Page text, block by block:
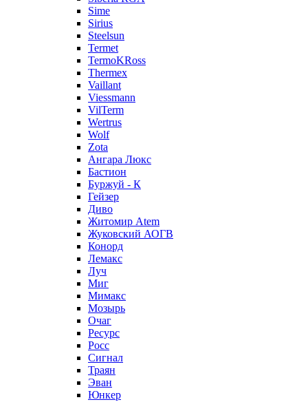
Sime
Sirius
Steelsun
Termet
TermoKRoss
Thermex
Vaillant
Viessmann
VilTerm
Wertrus
Wolf
Zota
Ангара Люкс
Бастион
Буржуй - К
Гейзер
Диво
Житомир Аtem
Жуковский АОГВ
Конорд
Лемакс
Луч
Миг
Мимакс
Мозырь
Очаг
Ресурс
Росс
Сигнал
Траян
Эван
Юнкер